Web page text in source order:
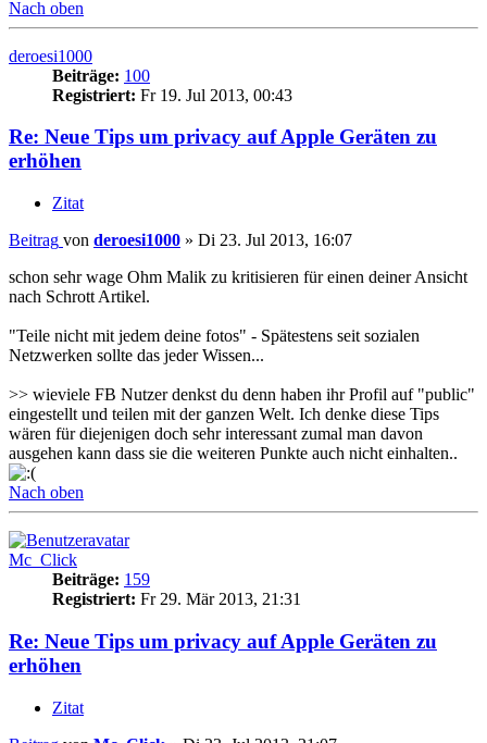
Nach oben
deroesi1000
Beiträge: 100
Registriert: Fr 19. Jul 2013, 00:43
Re: Neue Tips um privacy auf Apple Geräten zu
erhöhen
Zitat
Beitrag von deroesi1000 » Di 23. Jul 2013, 16:07
schon sehr wage Ohm Malik zu kritisieren für einen deiner Ansicht
nach Schrott Artikel.
"Teile nicht mit jedem deine fotos" - Spätestens seit sozialen
Netzwerken sollte das jeder Wissen...
>> wieviele FB Nutzer denkst du denn haben ihr Profil auf "public"
eingestellt und teilen mit der ganzen Welt. Ich denke diese Tips
wären für diejenigen doch sehr interessant zumal man davon
ausgehen kann dass sie die weiteren Punkte auch nicht einhalten..
Nach oben
Mc_Click
Beiträge: 159
Registriert: Fr 29. Mär 2013, 21:31
Re: Neue Tips um privacy auf Apple Geräten zu
erhöhen
Zitat